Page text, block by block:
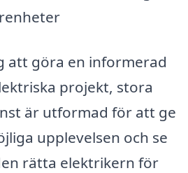
att göra en informerad
projekt, stora
är utformad för att ge
upplevelsen och se
rätta elektrikern för